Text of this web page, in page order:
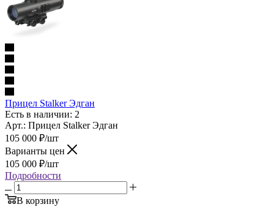
Прицел Stalker Эдган
Есть в наличии: 2
Арт.: Прицел Stalker Эдган
105 000 ₽/шт
Варианты цен
105 000 ₽/шт
Подробности
В корзину